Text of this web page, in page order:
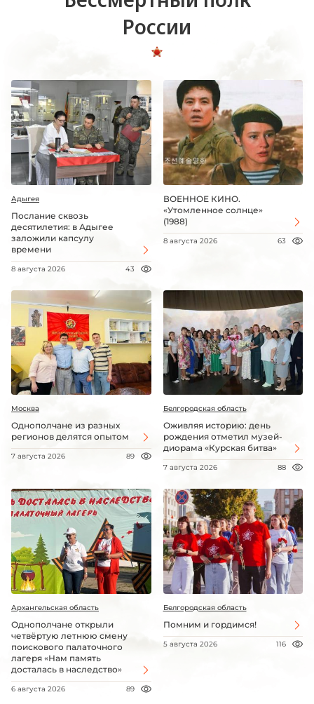
России
Адыгея
Послание сквозь
десятилетия: в Адыгее
заложили капсулу
времени
8 августа 2026 43
ВОЕННОЕ КИНО.
«Утомленное солнце»
(1988)
8 августа 2026 63
Москва
Однополчане из разных
регионов делятся опытом
7 августа 2026 89
Белгородская область
Оживляя историю: день
рождения отметил музей-
диорама «Курская битва»
7 августа 2026 88
Архангельская область
Однополчане открыли
четвёртую летнюю смену
поискового палаточного
лагеря «Нам память
досталась в наследство»
6 августа 2026 89
Белгородская область
Помним и гордимся!
5 августа 2026 116